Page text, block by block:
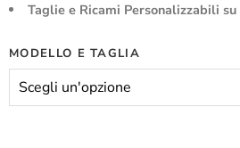
Taglie e Ricami Personalizzabili
MODELLO E TAGLIA